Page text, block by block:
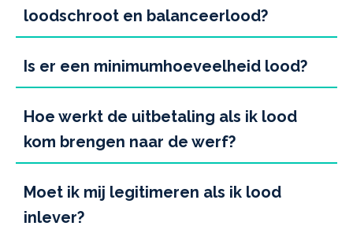
loodschroot en balanceerlood?
Is er een minimumhoeveelheid lood?
Hoe werkt de uitbetaling als ik lood
kom brengen naar de werf?
Moet ik mij legitimeren als ik lood
inlever?